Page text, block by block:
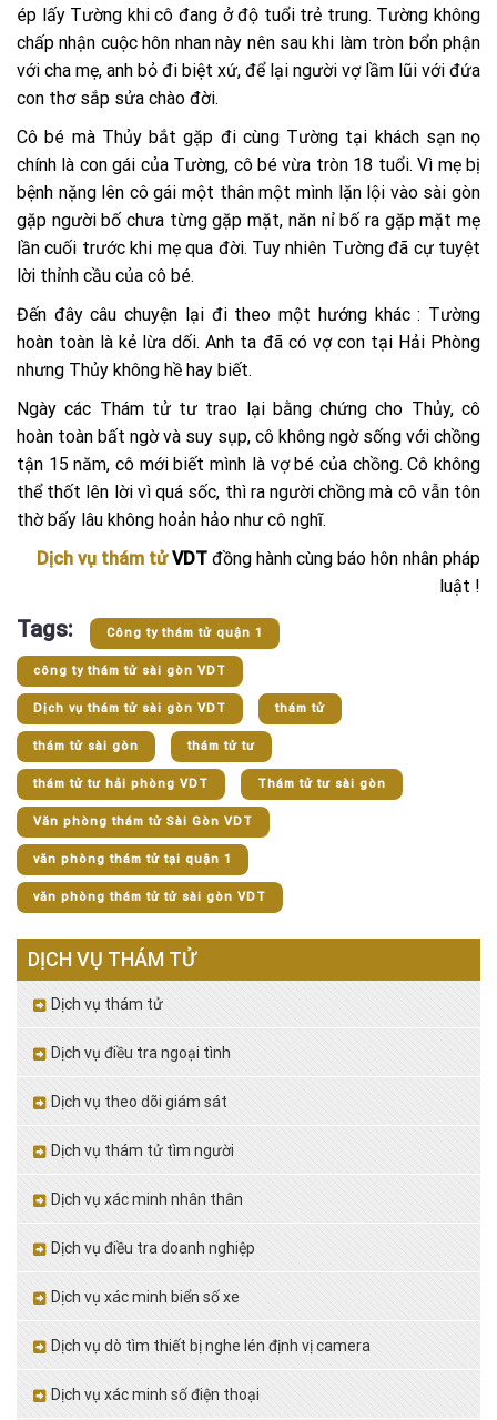
ép lấy Tường khi cô đang ở độ tuổi trẻ trung. Tường không
chấp nhận cuộc hôn nhan này nên sau khi làm tròn bổn phận
với cha mẹ, anh bỏ đi biệt xứ, để lại người vợ lầm lũi với đứa
con thơ sắp sửa chào đời.
Cô bé mà Thủy bắt gặp đi cùng Tường tại khách sạn nọ
chính là con gái của Tường, cô bé vừa tròn 18 tuổi. Vì mẹ bị
bệnh nặng lên cô gái một thân một mình lặn lội vào sài gòn
gặp người bố chưa từng gặp mặt, năn nỉ bố ra gặp mặt mẹ
lần cuối trước khi mẹ qua đời. Tuy nhiên Tường đã cự tuyệt
lời thỉnh cầu của cô bé.
Đến đây câu chuyện lại đi theo một hướng khác : Tường
hoàn toàn là kẻ lừa dối. Anh ta đã có vợ con tại Hải Phòng
nhưng Thủy không hề hay biết.
Ngày các Thám tử tư trao lại bằng chứng cho Thủy, cô
hoàn toàn bất ngờ và suy sụp, cô không ngờ sống với chồng
tận 15 năm, cô mới biết mình là vợ bé của chồng. Cô không
thể thốt lên lời vì quá sốc, thì ra người chồng mà cô vẫn tôn
thờ bấy lâu không hoản hảo như cô nghĩ.
Dịch vụ thám tửVDT đồng hành cùng báo hôn nhân pháp
luật !
Tags: Công ty thám tử quận 1
công ty thám tử sài gòn VDT
Dịch vụ thám tử sài gòn VDT thám tử
thám tử sài gòn thám tử tư
thám tử tư hải phòng VDT Thám tử tư sài gòn
Văn phòng thám tử Sài Gòn VDT
văn phòng thám tử tại quận 1
văn phòng thám tử tử sài gòn VDT
DỊCH VỤ THÁM TỬ
Dịch vụ thám tử
Dịch vụ điều tra ngoại tình
Dịch vụ theo dõi giám sát
Dịch vụ thám tử tìm người
Dịch vụ xác minh nhân thân
Dịch vụ điều tra doanh nghiệp
Dịch vụ xác minh biển số xe
Dịch vụ dò tìm thiết bị nghe lén định vị camera
Dịch vụ xác minh số điện thoại